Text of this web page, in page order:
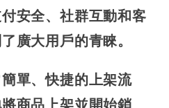
安全、社群互動和客
廣大用戶的青睞。
單、快捷的上架流